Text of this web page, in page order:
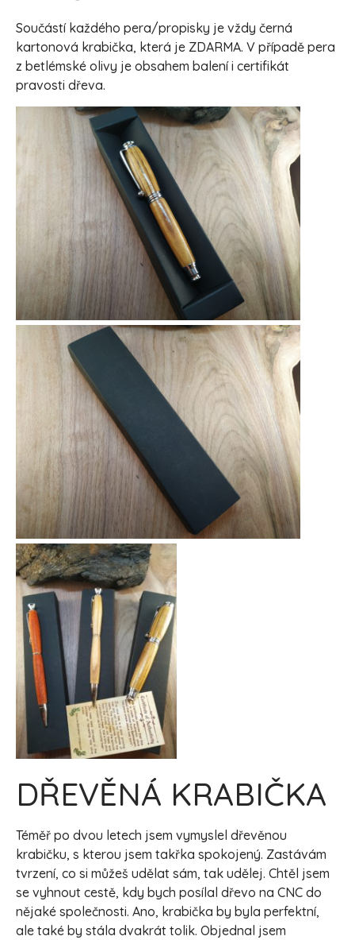
Součástí každého pera/propisky je vždy černá
kartonová krabička, která je ZDARMA. V případě pera
z betlémské olivy je obsahem balení i certifikát
pravosti dřeva.
DŘEVĚNÁ KRABIČKA
Téměř po dvou letech jsem vymyslel dřevěnou
krabičku, s kterou jsem takřka spokojený. Zastávám
tvrzení, co si můžeš udělat sám, tak udělej. Chtěl jsem
se vyhnout cestě, kdy bych posílal dřevo na CNC do
nějaké společnosti. Ano, krabička by byla perfektní,
ale také by stála dvakrát tolik. Objednal jsem